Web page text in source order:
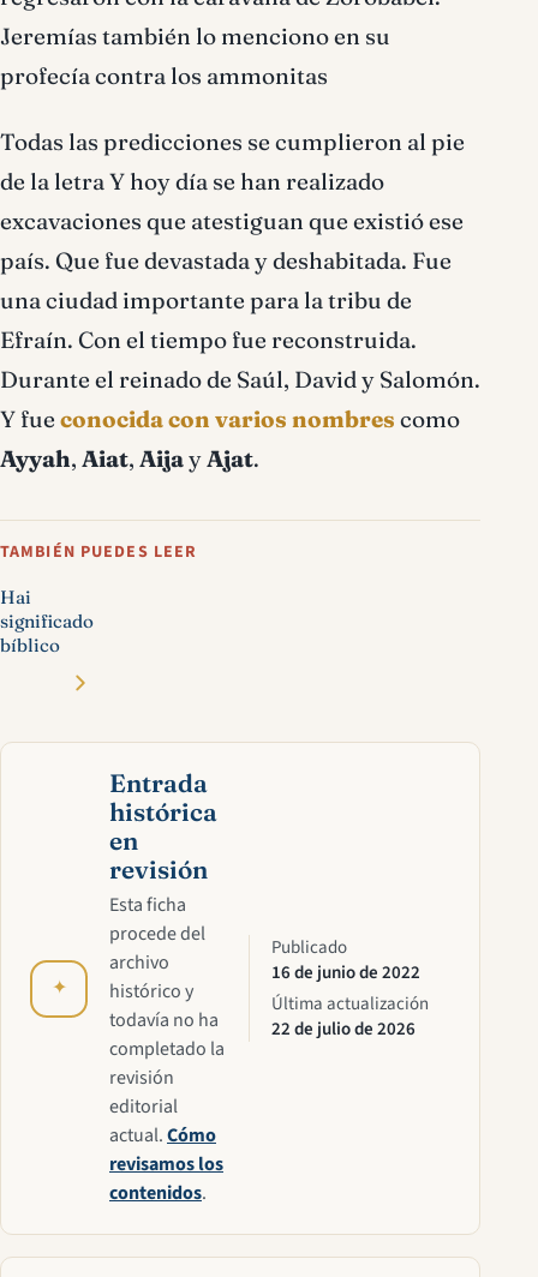
Jeremías también lo menciono en su
profecía contra los ammonitas
Todas las predicciones se cumplieron al pie
de la letra Y hoy día se han realizado
excavaciones que atestiguan que existió ese
país. Que fue devastada y deshabitada. Fue
una ciudad importante para la tribu de
Efraín. Con el tiempo fue reconstruida.
Durante el reinado de Saúl, David y Salomón.
Y fue conocida con varios nombres como
Ayyah, Aiat, AijayAjat.
TAMBIÉN PUEDES LEER
Hai
significado
bíblico
✦
Entrada
histórica
en
revisión
Esta ficha
procede del
archivo
histórico y
todavía no ha
completado la
revisión
editorial
actual.Cómo
revisamos los
contenidos.
Publicado
16 de junio de 2022
Última actualización
22 de julio de 2026